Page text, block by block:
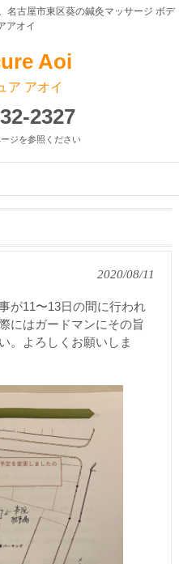
名古屋市東区葵の鍼灸マッサージ ボデ
アオイ
Aoi
ア アオイ
2327
ジを参照ください
2020/08/11
が11〜13日の間に行われ
にはガードマンにその旨
。よろしくお願いしま